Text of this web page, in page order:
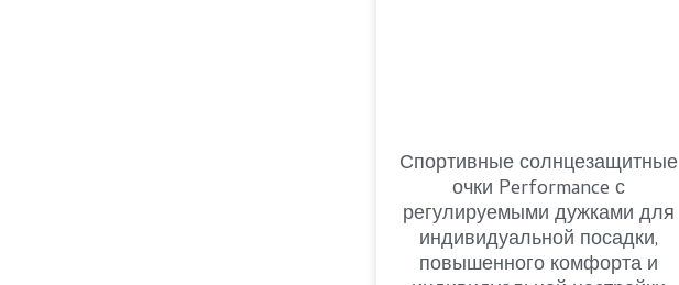
Спортивные солнцезащитные
очки Performance с
регулируемыми дужками для
индивидуальной посадки,
повышенного комфорта и